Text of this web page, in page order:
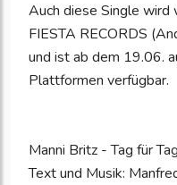
Auch diese Single
FIESTA RECORDS
und ist ab dem 19.06.
Plattformen verfügbar.
Manni Britz - Tag für
Text und Musik: